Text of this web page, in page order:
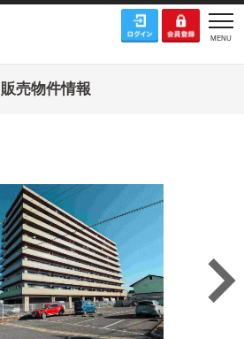
販売物件情報